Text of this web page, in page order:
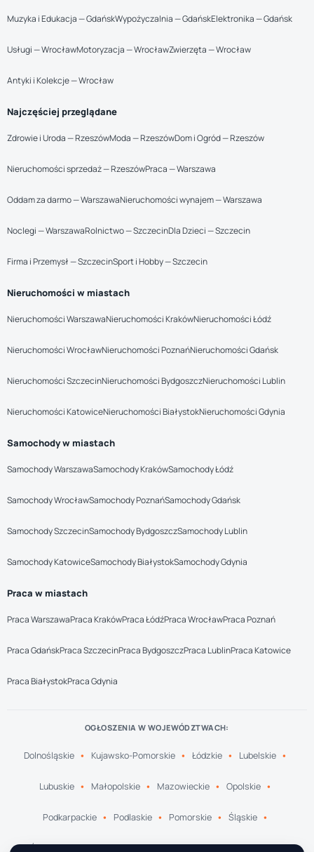
Muzyka i Edukacja — GdańskWypożyczalnia — GdańskElektronika — Gdańsk
Usługi — WrocławMotoryzacja — WrocławZwierzęta — Wrocław
Antyki i Kolekcje — Wrocław
Najczęściej przeglądane
Zdrowie i Uroda — RzeszówModa — RzeszówDom i Ogród — Rzeszów
Nieruchomości sprzedaż — RzeszówPraca — Warszawa
Oddam za darmo — WarszawaNieruchomości wynajem — Warszawa
Noclegi — WarszawaRolnictwo — SzczecinDla Dzieci — Szczecin
Firma i Przemysł — SzczecinSport i Hobby — Szczecin
Nieruchomości w miastach
Nieruchomości WarszawaNieruchomości KrakówNieruchomości Łódź
Nieruchomości WrocławNieruchomości PoznańNieruchomości Gdańsk
Nieruchomości SzczecinNieruchomości BydgoszczNieruchomości Lublin
Nieruchomości KatowiceNieruchomości BiałystokNieruchomości Gdynia
Samochody w miastach
Samochody WarszawaSamochody KrakówSamochody Łódź
Samochody WrocławSamochody PoznańSamochody Gdańsk
Samochody SzczecinSamochody BydgoszczSamochody Lublin
Samochody KatowiceSamochody BiałystokSamochody Gdynia
Praca w miastach
Praca WarszawaPraca KrakówPraca ŁódźPraca WrocławPraca Poznań
Praca GdańskPraca SzczecinPraca BydgoszczPraca LublinPraca Katowice
Praca BiałystokPraca Gdynia
OGŁOSZENIA W WOJEWÓDZTWACH:
Dolnośląskie Kujawsko-Pomorskie Łódzkie Lubelskie
Lubuskie Małopolskie Mazowieckie Opolskie
Podkarpackie Podlaskie Pomorskie Śląskie
Świętokrzyskie Warmińsko-Mazurskie Wielkopolskie